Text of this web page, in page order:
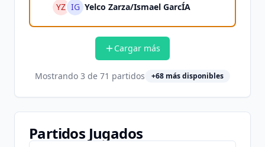
YZ IG Yelco Zarza/Ismael GarcÍA
Cargar más
Mostrando 3 de 71 partidos +68 más disponibles
Partidos Jugados